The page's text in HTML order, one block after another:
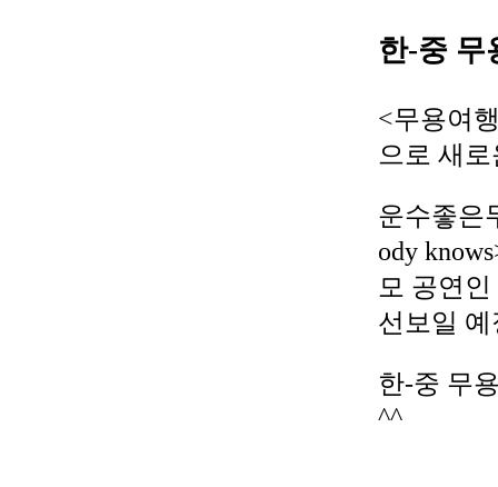
한-중 무
<무용여
으로 새
운수좋은
ody
모 공연
선보일
한-중 무
^^